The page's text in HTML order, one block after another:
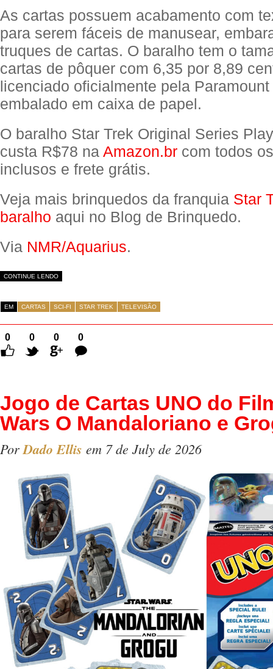
As cartas possuem acabamento com
para serem fáceis de manusear,
truques de cartas. O baralho tem o
cartas de pôquer com 6,35 por 8,89
licenciado oficialmente pela
embalado em caixa de papel.
O baralho Star Trek Original Series
custa R$78 na Amazon.br com todos
inclusos e frete grátis.
Veja mais brinquedos da franquia Star
baralho aqui no Blog de Brinquedo.
Via NMR/Aquarius.
CONTINUE LENDO
EM CARTAS SCI-FI STAR TREK TELEVISÃO
0 0 0
0
Comentários
Jogo de Cartas UNO do
Wars O Mandaloriano e
PorDado Ellis em 7 de July de 2026